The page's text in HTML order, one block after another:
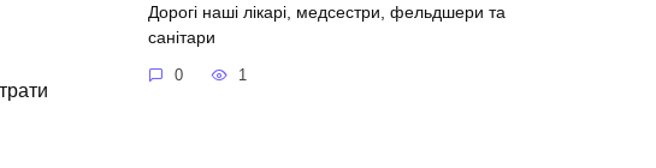
Дорогі наші лікарі, медсестри, фельдшери та
санітари
0 1